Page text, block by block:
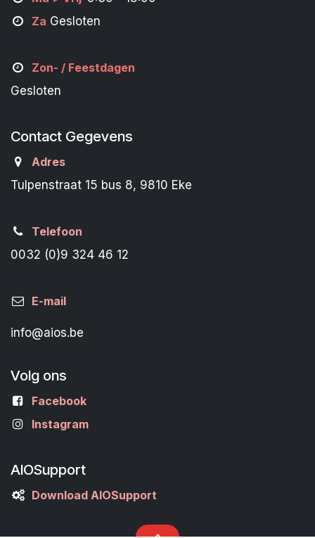
Za Gesloten
Zon- / Feestdagen
Gesloten
Contact Gegevens
Adres
Tulpenstraat 15 bus 8, 9810 Eke
Telefoon
0032 (0)9 324 46 12
E-mail
info@aios.be
Volg ons
Facebook
Instagram
AIOSupport
Download AIOSupport